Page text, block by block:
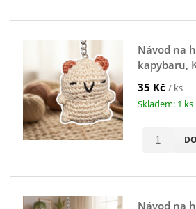
Návod na
kapybaru,
35 Kč / ks
Skladem: 1 ks
Návod na